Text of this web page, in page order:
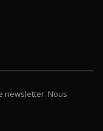
newsletter. Nous